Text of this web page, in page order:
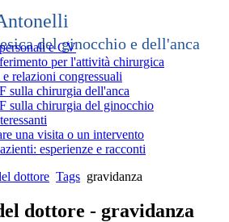
del ginocchio e dell'anca
e CV
per l'attività chirurgica
relazioni congressuali
sulla chirurgia dell'anca
sulla chirurgia del ginocchio
una visita o un intervento
esperienze e racconti
dottore Tags gravidanza
dottore - gravidanza